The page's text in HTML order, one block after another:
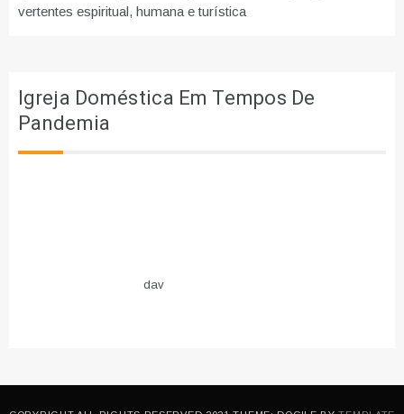
vertentes espiritual, humana e turística
Igreja Doméstica Em Tempos De
Pandemia
dav